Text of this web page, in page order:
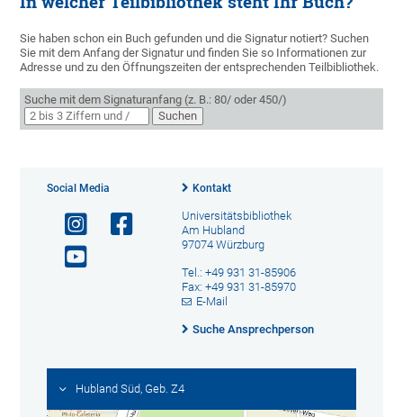
Sie haben schon ein Buch gefunden und die Signatur notiert? Suchen
Sie mit dem Anfang der Signatur und finden Sie so Informationen zur
Adresse und zu den Öffnungszeiten der entsprechenden Teilbibliothek.
Suche mit dem Signaturanfang (z. B.: 80/ oder 450/)
Suchen
Social Media Kontakt
Universitätsbibliothek
Am Hubland
97074 Würzburg
Tel.: +49 931 31-85906
Fax: +49 931 31-85970
E-Mail
Suche Ansprechperson
Hubland Süd, Geb. Z4